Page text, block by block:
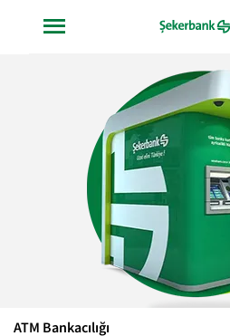
ATM Bankacılığı